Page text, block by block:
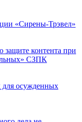
«Сирены-Трэвел»
защите контента при
СЗПК
для осужденных